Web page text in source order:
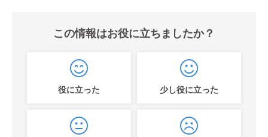
この情報はお役に立ちましたか？
役に立った 少し役に立った